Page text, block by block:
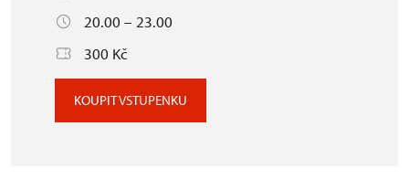
20.00 – 23.00
300 Kč
KOUPIT VSTUPENKU